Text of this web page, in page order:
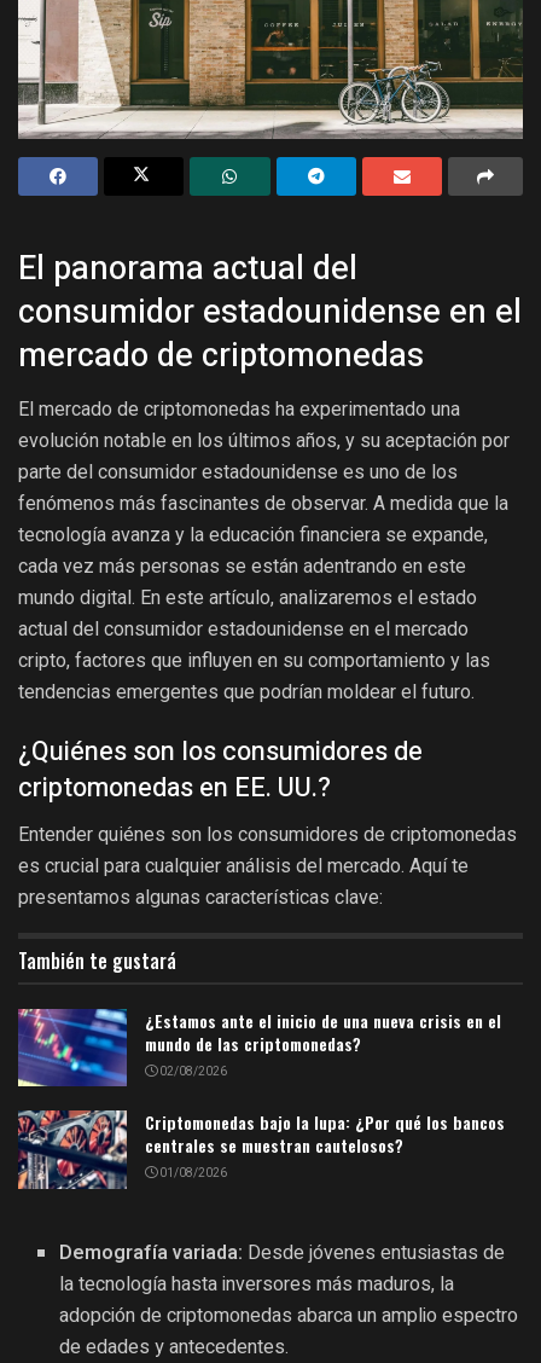
El panorama actual del
consumidor estadounidense en el
mercado de criptomonedas
El mercado de criptomonedas ha experimentado una
evolución notable en los últimos años, y su aceptación por
parte del consumidor estadounidense es uno de los
fenómenos más fascinantes de observar. A medida que la
tecnología avanza y la educación financiera se expande,
cada vez más personas se están adentrando en este
mundo digital. En este artículo, analizaremos el estado
actual del consumidor estadounidense en el mercado
cripto, factores que influyen en su comportamiento y las
tendencias emergentes que podrían moldear el futuro.
¿Quiénes son los consumidores de
criptomonedas en EE. UU.?
Entender quiénes son los consumidores de criptomonedas
es crucial para cualquier análisis del mercado. Aquí te
presentamos algunas características clave:
También te gustará
¿Estamos ante el inicio de una nueva crisis en el
mundo de las criptomonedas?
02/08/2026
Criptomonedas bajo la lupa: ¿Por qué los bancos
centrales se muestran cautelosos?
01/08/2026
Demografía variada: Desde jóvenes entusiastas de
la tecnología hasta inversores más maduros, la
adopción de criptomonedas abarca un amplio espectro
de edades y antecedentes.